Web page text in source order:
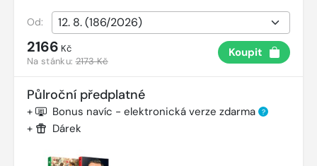
Od:
2166 Kč
Na stánku:2173 Kč
Koupit
Půlroční předplatné
+ Bonus navíc - elektronická verze zdarma ?
+ Dárek